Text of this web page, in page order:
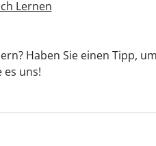
Lernen
Haben Sie einen Tipp,
es uns!